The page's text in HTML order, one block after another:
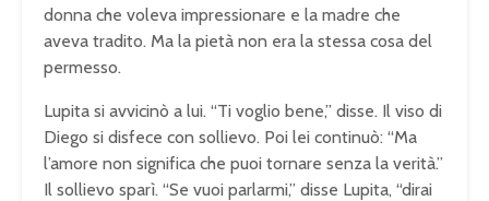
donna che voleva impressionare e la madre che
aveva tradito. Ma la pietà non era la stessa cosa del
permesso.
Lupita si avvicinò a lui. “Ti voglio bene,” disse. Il viso di
Diego si disfece con sollievo. Poi lei continuò: “Ma
l’amore non significa che puoi tornare senza la verità.”
Il sollievo sparì. “Se vuoi parlarmi,” disse Lupita, “dirai